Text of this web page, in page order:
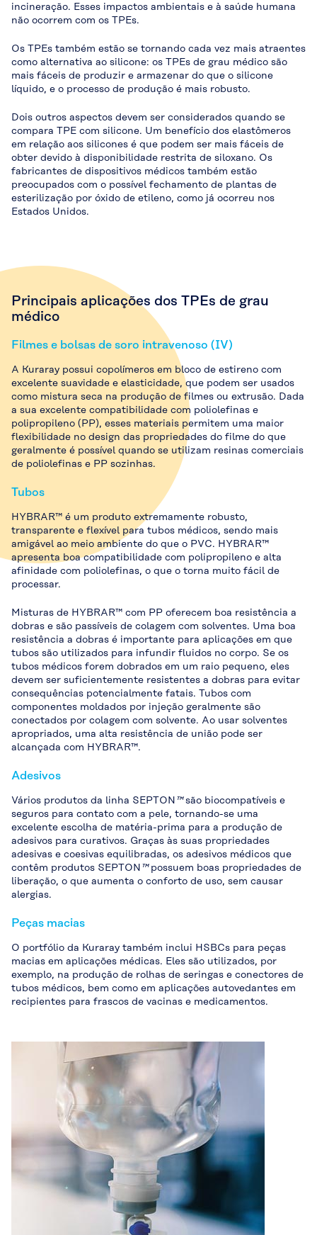
incineração. Esses impactos ambientais e à saúde humana
não ocorrem com os TPEs.
Os TPEs também estão se tornando cada vez mais atraentes
como alternativa ao silicone: os TPEs de grau médico são
mais fáceis de produzir e armazenar do que o silicone
líquido, e o processo de produção é mais robusto.
Dois outros aspectos devem ser considerados quando se
compara TPE com silicone. Um benefício dos elastômeros
em relação aos silicones é que podem ser mais fáceis de
obter devido à disponibilidade restrita de siloxano. Os
fabricantes de dispositivos médicos também estão
preocupados com o possível fechamento de plantas de
esterilização por óxido de etileno, como já ocorreu nos
Estados Unidos.
Principais aplicações dos TPEs de grau
médico
Filmes e bolsas de soro intravenoso (IV)
A Kuraray possui copolímeros em bloco de estireno com
excelente suavidade e elasticidade, que podem ser usados
como mistura seca na produção de filmes ou extrusão. Dada
a sua excelente compatibilidade com poliolefinas e
polipropileno (PP), esses materiais permitem uma maior
flexibilidade no design das propriedades do filme do que
geralmente é possível quando se utilizam resinas comerciais
de poliolefinas e PP sozinhas.
Tubos
HYBRAR™ é um produto extremamente robusto,
transparente e flexível para tubos médicos, sendo mais
amigável ao meio ambiente do que o PVC. HYBRAR™
apresenta boa compatibilidade com polipropileno e alta
afinidade com poliolefinas, o que o torna muito fácil de
processar.
Misturas de HYBRAR™ com PP oferecem boa resistência a
dobras e são passíveis de colagem com solventes. Uma boa
resistência a dobras é importante para aplicações em que
tubos são utilizados para infundir fluidos no corpo. Se os
tubos médicos forem dobrados em um raio pequeno, eles
devem ser suficientemente resistentes a dobras para evitar
consequências potencialmente fatais. Tubos com
componentes moldados por injeção geralmente são
conectados por colagem com solvente. Ao usar solventes
apropriados, uma alta resistência de união pode ser
alcançada com HYBRAR™.
Adesivos
Vários produtos da linha SEPTON ™são biocompatíveis e
seguros para contato com a pele, tornando-se uma
excelente escolha de matéria-prima para a produção de
adesivos para curativos. Graças às suas propriedades
adesivas e coesivas equilibradas, os adesivos médicos que
contêm produtos SEPTON ™possuem boas propriedades de
liberação, o que aumenta o conforto de uso, sem causar
alergias.
Peças macias
O portfólio da Kuraray também inclui HSBCs para peças
macias em aplicações médicas. Eles são utilizados, por
exemplo, na produção de rolhas de seringas e conectores de
tubos médicos, bem como em aplicações autovedantes em
recipientes para frascos de vacinas e medicamentos.